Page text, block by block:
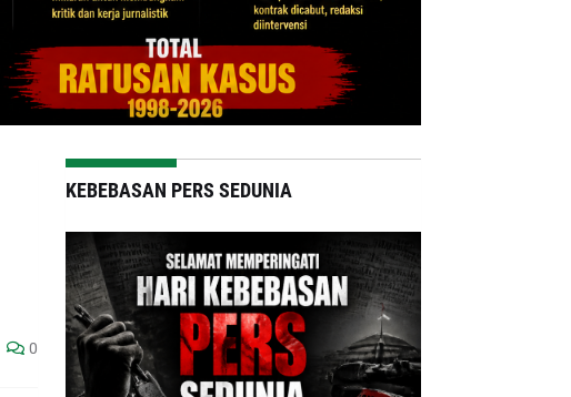
0
KEBEBASAN PERS SEDUNIA